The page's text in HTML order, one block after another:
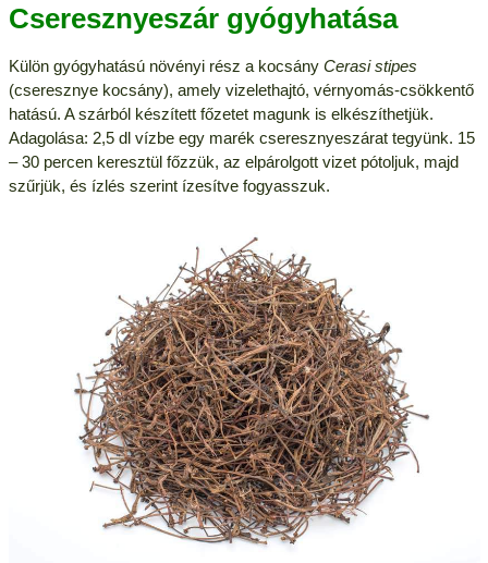
Cseresznyeszár gyógyhatása
Külön gyógyhatású növényi rész a kocsány Cerasi stipes
(cseresznye kocsány), amely vizelethajtó, vérnyomás-csökkentő
hatású. A szárból készített főzetet magunk is elkészíthetjük.
Adagolása: 2,5 dl vízbe egy marék cseresznyeszárat tegyünk. 15
– 30 percen keresztül főzzük, az elpárolgott vizet pótoljuk, majd
szűrjük, és ízlés szerint ízesítve fogyasszuk.